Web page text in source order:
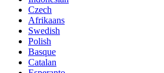
Czech
Afrikaans
Swedish
Polish
Basque
Catalan